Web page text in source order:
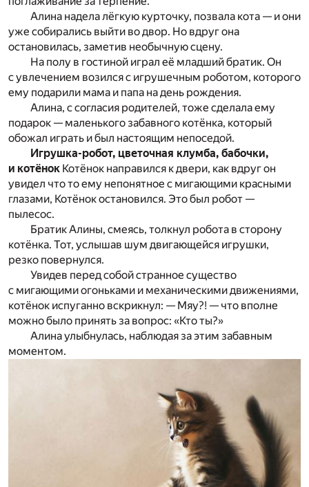
Алина надела лёгкую курточку, позвала кота — и они
уже собирались выйти во двор. Но вдруг она
остановилась, заметив необычную сцену.
На полу в гостиной играл её младший братик. Он
с увлечением возился с игрушечным роботом, которого
ему подарили мама и папа на день рождения.
Алина, с согласия родителей, тоже сделала ему
подарок — маленького забавного котёнка, который
обожал играть и был настоящим непоседой.
Игрушка-робот, цветочная клумба, бабочки,
и котёнок Котёнок направился к двери, как вдруг он
увидел что то ему непонятное с мигающими красными
глазами, Котёнок остановился. Это был робот —
пылесос.
Братик Алины, смеясь, толкнул робота в сторону
котёнка. Тот, услышав шум двигающейся игрушки,
резко повернулся.
Увидев перед собой странное существо
с мигающими огоньками и механическими движениями,
котёнок испуганно вскрикнул: — Мяу?! — что вполне
можно было принять за вопрос: «Кто ты?»
Алина улыбнулась, наблюдая за этим забавным
моментом.